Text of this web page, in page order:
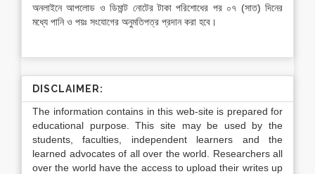
অনলাইনে আপলোড ও ডিমান্ট নোটের টাকা পরিশোধের পর ০৭ (সাত) দিনের
মধ্যে পানি ও পয়ঃ সংযোগের অনুমতিপত্র প্রদান করা হবে।
DISCLAIMER:
The information contains in this web-site is prepared for
educational purpose. This site may be used by the
students, faculties, independent learners and the
learned advocates of all over the world. Researchers all
over the world have the access to upload their writes up